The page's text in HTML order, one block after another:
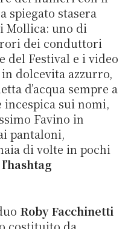
spiegato stasera
Mollica: uno di
dei conduttori
del Festival e i video
dolcevita azzurro,
d’acqua sempre a
sui nomi,
Favino in
pantaloni,
di volte in pochi
Roby Facchinetti
costituito da